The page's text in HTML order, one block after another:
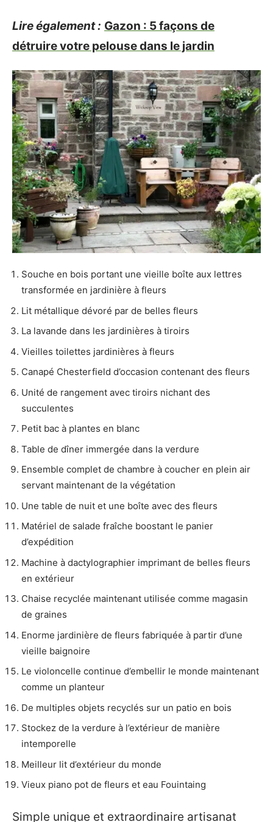
Lire également : Gazon : 5 façons de
détruire votre pelouse dans le jardin
Souche en bois portant une vieille boîte aux lettres
transformée en jardinière à fleurs
Lit métallique dévoré par de belles fleurs
La lavande dans les jardinières à tiroirs
Vieilles toilettes jardinières à fleurs
Canapé Chesterfield d’occasion contenant des fleurs
Unité de rangement avec tiroirs nichant des
succulentes
Petit bac à plantes en blanc
Table de dîner immergée dans la verdure
Ensemble complet de chambre à coucher en plein air
servant maintenant de la végétation
Une table de nuit et une boîte avec des fleurs
Matériel de salade fraîche boostant le panier
d’expédition
Machine à dactylographier imprimant de belles fleurs
en extérieur
Chaise recyclée maintenant utilisée comme magasin
de graines
Enorme jardinière de fleurs fabriquée à partir d’une
vieille baignoire
Le violoncelle continue d’embellir le monde maintenant
comme un planteur
De multiples objets recyclés sur un patio en bois
Stockez de la verdure à l’extérieur de manière
intemporelle
Meilleur lit d’extérieur du monde
Vieux piano pot de fleurs et eau Fouintaing
Simple unique et extraordinaire artisanat